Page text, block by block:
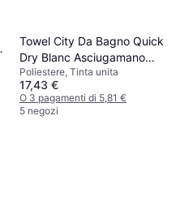
Towel City Da Bagno Quick
Dry Blanc Asciugamano
Bianco, Rosa (140x70cm)
Poliestere, Tinta unita
17,43 €
O 3 pagamenti di 5,81 €
5 negozi